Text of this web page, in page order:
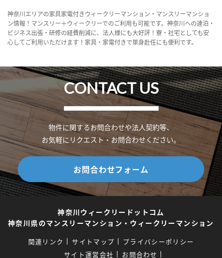
神奈川エリアの家具家電付きウィークリーマンション・マンスリーマンショ
ン情報！マンスリー＋ウィークリーでのご利用も可能です。神奈川への連泊・
ビジネス出張・研修の経費削減に、法人様にも大好評！寮・社宅としても安
心してご利用いただけます！家具・家電付きで単身赴任にも便利です。
CONTACT US
物件に関するお問合わせや法人契約等、
お気軽にリクエスト・お問合わせください。
お問合わせフォーム
神奈川ウィークリードットコム
神奈川県のマンスリーマンション・ウィークリーマンション
関連リンク サイトマップ
プライバシーポリシー
サイト運営会社
お問合わせ